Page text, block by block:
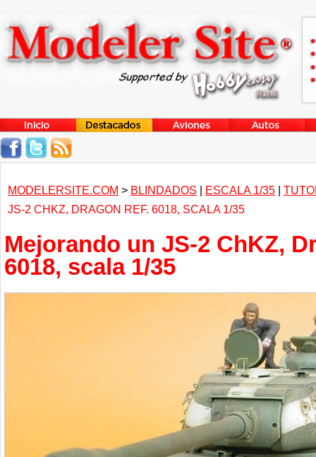
MODELERSITE.COM > BLINDADOS | ESCALA 1/35 |
JS-2 CHKZ, DRAGON REF. 6018, SCALA 1/35
Mejorando un JS-2 ChKZ,
6018, scala 1/35